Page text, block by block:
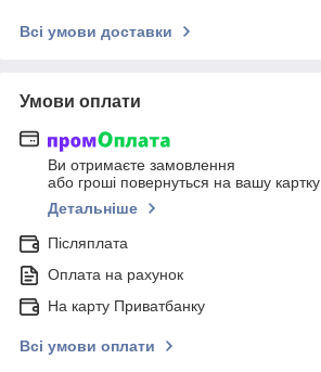
Всі умови доставки
Умови оплати
Ви отримаєте замовлення
або гроші повернуться на вашу картку
Детальніше
Післяплата
Оплата на рахунок
На карту Приватбанку
Всі умови оплати